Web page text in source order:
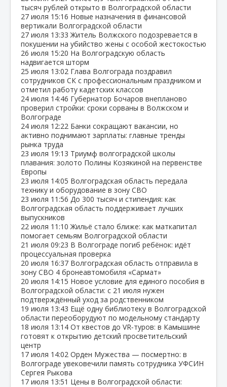
тысяч рублей открыто в Волгоградской области
27 июля 15:16 Новые назначения в финансовой
вертикали Волгоградской области
27 июля 13:33 Житель Волжского подозревается в
покушении на убийство жены с особой жестокостью
26 июля 15:20 На Волгоградскую область
надвигается шторм
25 июля 13:02 Глава Волгограда поздравил
сотрудников СК с профессиональным праздником и
отметил работу кадетских классов
24 июля 14:46 Губернатор Бочаров внепланово
проверил стройки: сроки сорваны в Волжском и
Волгограде
24 июля 12:22 Банки сокращают вакансии, но
активно поднимают зарплаты: главные тренды
рынка труда
23 июля 19:13 Триумф волгоградской школы
плавания: золото Полины Козякиной на первенстве
Европы
23 июля 14:05 Волгоградская область передала
технику и оборудование в зону СВО
23 июля 11:56 До 300 тысяч и стипендия: как
Волгоградская область поддерживает лучших
выпускников
22 июля 11:10 Жильё стало ближе: как маткапитал
помогает семьям Волгоградской области
21 июля 09:23 В Волгограде погиб ребёнок: идёт
процессуальная проверка
20 июля 16:37 Волгоградская область отправила в
зону СВО 4 бронеавтомобиля «Сармат»
20 июля 14:15 Новое условие для единого пособия в
Волгоградской области: с 21 июля нужен
подтверждённый уход за родственником
19 июля 13:43 Ещё одну библиотеку в Волгоградской
области переоборудуют по модельному стандарту
18 июля 13:14 От квестов до VR‑туров: в Камышине
готовят к открытию детский просветительский
центр
17 июля 14:02 Орден Мужества — посмертно: в
Волгограде увековечили память сотрудника УФСИН
Сергея Рыкова
17 июля 13:51 Цены в Волгоградской области: